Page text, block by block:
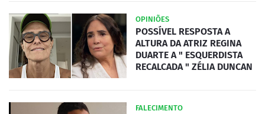
OPINIÕES
POSSÍVEL RESPOSTA A
ALTURA DA ATRIZ REGINA
DUARTE A " ESQUERDISTA
RECALCADA " ZÉLIA DUNCAN
FALECIMENTO